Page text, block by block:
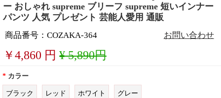
ー おしゃれ supreme ブリーフ supreme 短いインナー
パンツ 人気 プレゼント 芸能人愛用 通販
商品番号：COZAKA-364 お問い合わせ
￥4,860 円 ¥ 5,890円
* カラー
ブラック レッド ホワイト グレー